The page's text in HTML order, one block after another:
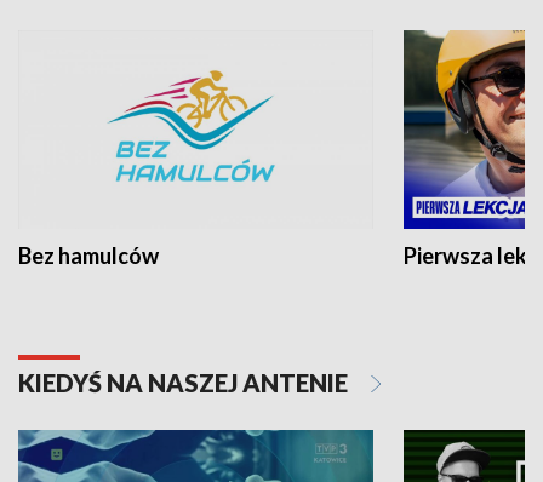
Bez hamulców Pierwsza
KIEDYŚ NA NASZEJ ANTENIE